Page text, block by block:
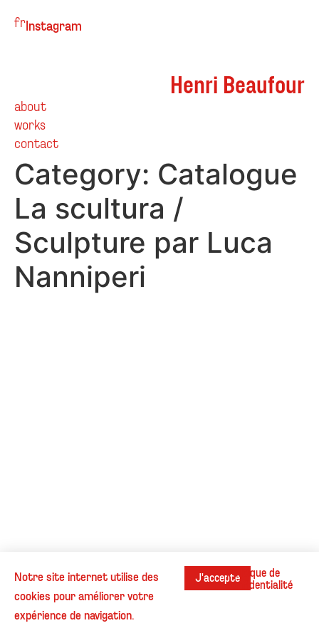
Henri Beaufour
about
works
contact
frInstagram
Category: Catalogue
La scultura /
Sculpture par Luca
Nanniperi
InstagramContactCookies
© Henri Beaufour - Tous droits réservés.
Notre site internet utilise des
cookies pour améliorer votre
expérience de navigation.
J'acceptePolitique de
confidentialité